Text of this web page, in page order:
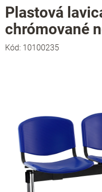
Plastová
chrómované
Kód: 10100235